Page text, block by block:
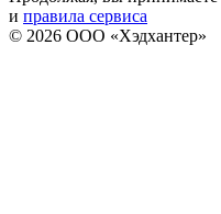
и правила сервиса
© 2026 ООО «Хэдхантер»